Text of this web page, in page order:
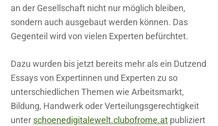
an der Gesellschaft nicht nur möglich bleiben,
sondern auch ausgebaut werden können. Das
Gegenteil wird von vielen Experten befürchtet.
Dazu wurden bis jetzt bereits mehr als ein Dutzend
Essays von Expertinnen und Experten zu so
unterschiedlichen Themen wie Arbeitsmarkt,
Bildung, Handwerk oder Verteilungsgerechtigkeit
unter schoenedigitalewelt.clubofrome.at publiziert